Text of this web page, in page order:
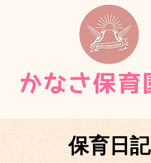
保育日記